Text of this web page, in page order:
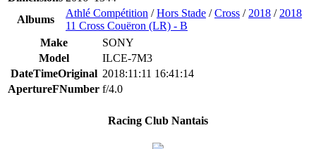
Albums
Athlé Compétition /Hors Stade /Cross / 2018 / 2018
11 Cross Couëron (LR) - B
Make
SONY
Model
ILCE-7M3
DateTimeOriginal 2018:11:11 16:41:14
ApertureFNumber f/4.0
Racing Club Nantais